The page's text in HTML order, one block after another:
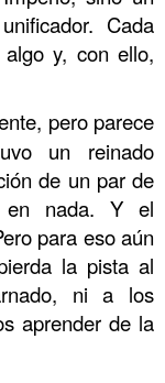
Cada
y, con ello,
pero parece
un reinado
de un par de
en nada. Y el
para eso aún
la pista al
ni a los
aprender de la